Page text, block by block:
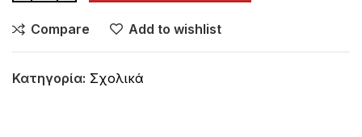
Compare Add to wishlist
Κατηγορία: Σχολικά